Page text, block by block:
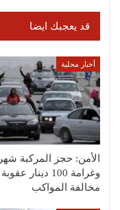
قد يعجبك ايضا
أخبار محلية
الأمن: حجز المركبة شهرا
وغرامة 100 دينار عقوبة
مخالفة المواكب